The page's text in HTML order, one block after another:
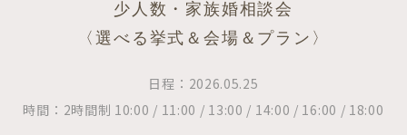
少人数・家族婚相談会
〈選べる挙式＆会場＆プラン〉
日程：2026.05.25
時間：2時間制 10:00 / 11:00 / 13:00 / 14:00 / 16:00 / 18:00